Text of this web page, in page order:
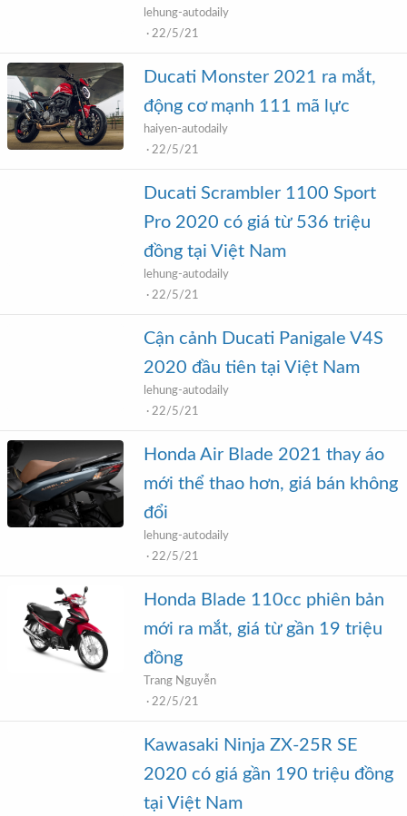
lehung-autodaily
22/5/21
Ducati Monster 2021 ra mắt,
động cơ mạnh 111 mã lực
haiyen-autodaily
22/5/21
Ducati Scrambler 1100 Sport
Pro 2020 có giá từ 536 triệu
đồng tại Việt Nam
lehung-autodaily
22/5/21
Cận cảnh Ducati Panigale V4S
2020 đầu tiên tại Việt Nam
lehung-autodaily
22/5/21
Honda Air Blade 2021 thay áo
mới thể thao hơn, giá bán không
đổi
lehung-autodaily
22/5/21
Honda Blade 110cc phiên bản
mới ra mắt, giá từ gần 19 triệu
đồng
Trang Nguyễn
22/5/21
Kawasaki Ninja ZX-25R SE
2020 có giá gần 190 triệu đồng
tại Việt Nam